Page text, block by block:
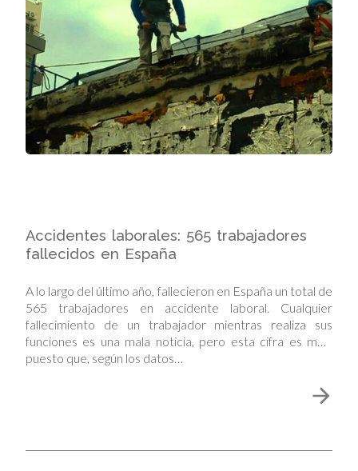
Accidentes laborales: 565 trabajadores
fallecidos en España
A lo largo del último año, fallecieron en España un total de
565 trabajadores en accidente laboral. Cualquier
fallecimiento de un trabajador mientras realiza sus
funciones es una mala noticia, pero esta cifra es mala
puesto que, según los datos…